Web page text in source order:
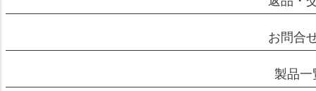
お問合
製品一